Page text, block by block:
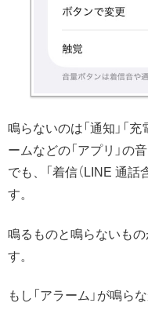
鳴らないのは「通知」「
ームなどの「アプリ」の
でも、「着信（LINE 通話
す。
鳴るものと鳴らないも
す。
もし「アラーム」が鳴ら